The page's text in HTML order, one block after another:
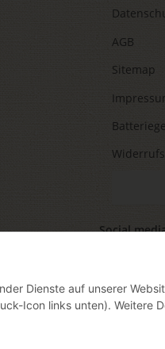
Dienste auf unserer
Icon links unten). Weitere
AGB
Sitemap
Social